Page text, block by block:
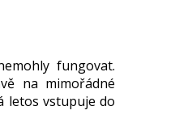
fungovat.
na mimořádné
letos vstupuje do